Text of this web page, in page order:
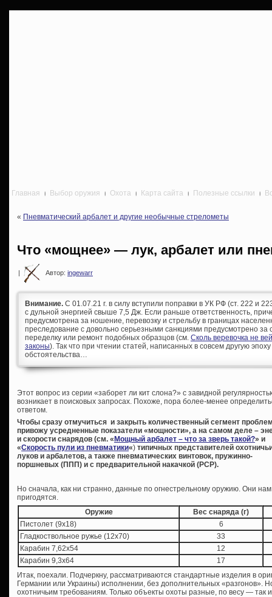
Главная Выбор оружия Охота Карта сайта Полезные ссылки
« Пневматический арбалет и другие необычные стрелометы
Что «мощнее» — лук, арбалет или
| Автор: ingewarr
Внимание. С 01.07.21 г. в силу вступили поправки в УК РФ (ст. 222 и
с дульной энергией свыше 7,5 Дж. Если раньше ответственность,
предусмотрена за ношение, перевозку и стрельбу в границах
преследование с довольно серьезными санкциями предусмотрено за
переделку или ремонт подобных образцов (см. Сколь веревочка не
законы). Так что при чтении статей, написанных в совсем другую
обстоятельства…
Этот вопрос из серии «заборет ли кит слона?» с завидной
возникает в поисковых запросах. Похоже, пора более-менее
ответом.
Чтобы сразу отмучиться и закрыть количественный сегмент
привожу усредненные показатели «мощности», а на самом деле –
и скорости снарядов (см. «Мощный арбалет – что за зверь такой?» и
«Скорость пули из пневматики«) типичных представителей
луков и арбалетов, а также пневматических винтовок, пружинно-
поршневых (ППП) и с предварительной накачкой (PCP).
Но сначала, как ни странно, данные по огнестрельному оружию. Они
пригодятся.
Оружие
Вес снаряда (г)
Пистолет (9х18)
6
Гладкоствольное ружье (12х70)
33
Карабин 7,62х54
12
Карабин 9,3х64
17
Итак, поехали. Подчеркну, рассматриваются стандартные изделия в
Германии или Украины) исполнении, без дополнительных «разгонов».
охотничьим требованиям. Только объекты охоты разные, по весу — так